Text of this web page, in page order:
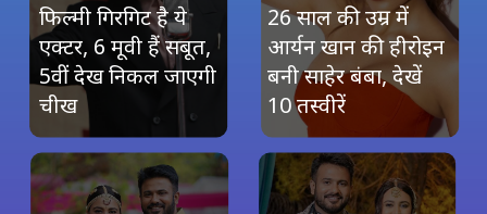
26 साल की उम्र में
आर्यन खान की हीरोइन
बनी साहेर बंबा, देखें
10 तस्वीरें
फिल्मी गिरगिट है ये
एक्टर, 6 मूवी हैं सबूत,
5वीं देख निकल जाएगी
चीख